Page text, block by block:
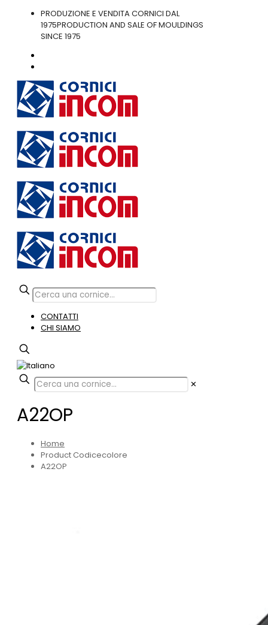
PRODUZIONE E VENDITA CORNICI DAL
1975PRODUCTION AND SALE OF MOULDINGS
SINCE 1975
CONTATTI
CHI SIAMO
✕
A22OP
Home
Product Codicecolore
A22OP